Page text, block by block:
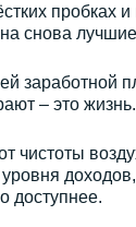
пробках
снова
заработной
– это жизнь.
чистоты
доступнее.